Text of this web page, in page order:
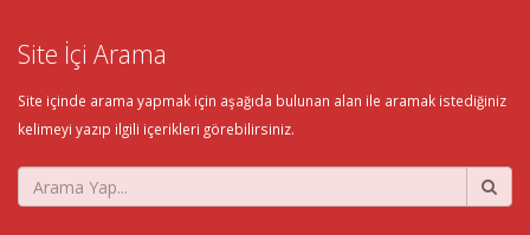
Site İçi Arama
Site içinde arama yapmak için aşağıda bulunan alan ile aramak istediğiniz
kelimeyi yazıp ilgili içerikleri görebilirsiniz.